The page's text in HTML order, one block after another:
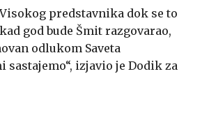
predstavnika dok se to
god bude Šmit razgovarao,
odlukom Saveta
sastajemo“, izjavio je Dodik za